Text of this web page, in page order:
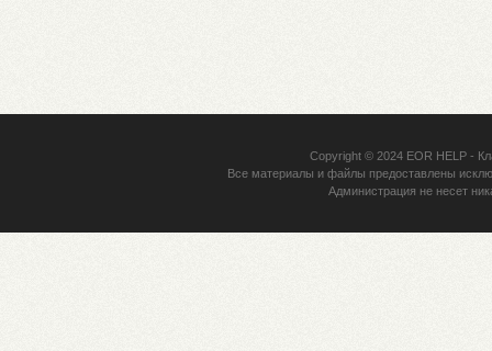
Copyright © 2024 EOR HELP-
Все материалы и файлы предоставлены
Администрация не несет